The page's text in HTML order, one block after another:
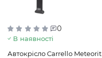
0
В наявності
Автокрісло Carrello Meteorit